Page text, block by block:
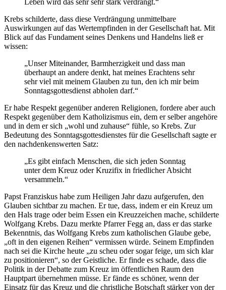
Krebs schilderte, dass diese Verdrängung unmittelbare
Auswirkungen auf das Wertempfinden in der Gesellschaft hat. Mit
Blick auf das Fundament seines Denkens und Handelns ließ er
wissen:
„Unser Miteinander, Barmherzigkeit und dass man
überhaupt an andere denkt, hat meines Erachtens sehr
sehr viel mit meinem Glauben zu tun, den ich mir beim
Sonntagsgottesdienst abholen darf.“
Er habe Respekt gegenüber anderen Religionen, fordere aber auch
Respekt gegenüber dem Katholizismus ein, dem er selber angehöre
und in dem er sich „wohl und zuhause“ fühle, so Krebs. Zur
Bedeutung des Sonntagsgottesdienstes für die Gesellschaft sagte er
den nachdenkenswerten Satz:
„Es gibt einfach Menschen, die sich jeden Sonntag
unter dem Kreuz oder Kruzifix in friedlicher Absicht
versammeln.“
Papst Franziskus habe zum Heiligen Jahr dazu aufgerufen, den
Glauben sichtbar zu machen. Er tue, dass, indem er ein Kreuz um
den Hals trage oder beim Essen ein Kreuzzeichen mache, schilderte
Wolfgang Krebs. Dazu merkte Pfarrer Fegg an, dass er das starke
Bekenntnis, das Wolfgang Krebs zum katholischen Glaube gebe,
„oft in den eigenen Reihen“ vermissen würde. Seinem Empfinden
nach sei die Kirche heute „zu scheu oder sogar feige, um sich klar
zu positionieren“, so der Geistliche. Er finde es schade, dass die
Politik in der Debatte zum Kreuz im öffentlichen Raum den
Hauptpart übernehmen müsse. Er fände es schöner, wenn der
Einsatz für das Kreuz und die christliche Botschaft stärker von der